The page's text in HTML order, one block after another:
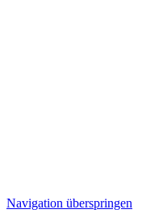
Navigation überspringen